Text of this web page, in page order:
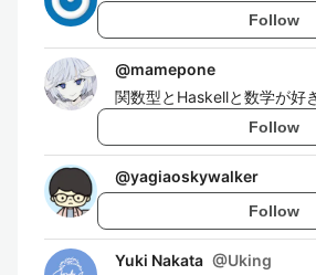
Follow
@mamepone
関数型とHaskellと数学が好
Follow
@yagiaoskywalker
Follow
Yuki Nakata @Uking